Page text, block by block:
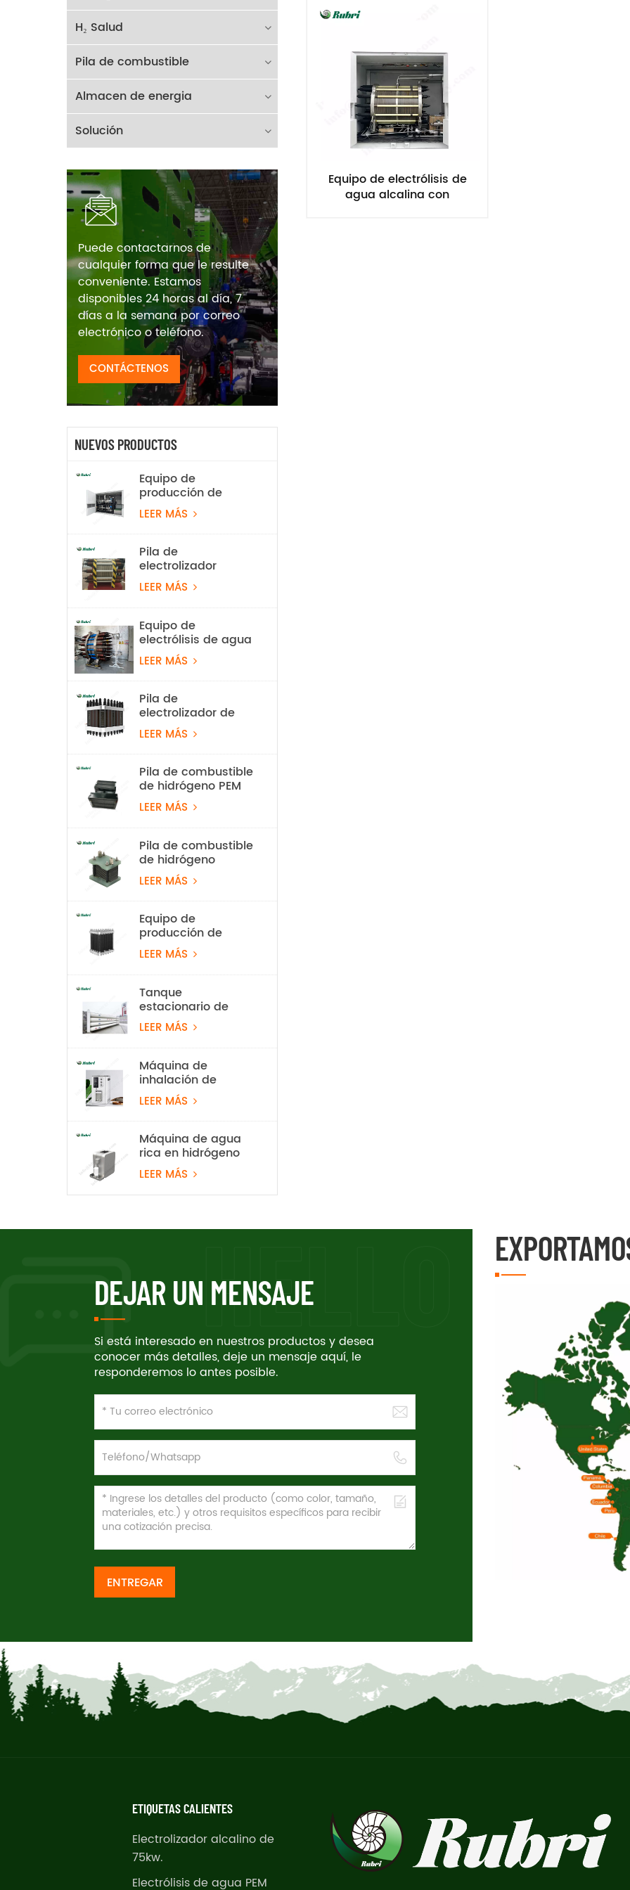
H₂ Salud
Pila de combustible
Almacen de energia
Solución
Puede contactarnos de
cualquier forma que le resulte
conveniente. Estamos
disponibles 24 horas al día, 7
días a la semana por correo
electrónico o teléfono.
CONTÁCTENOS
NUEVOS PRODUCTOS
Equipo de
producción de
hidrógeno por
electrólisis de agua
alcalina de 100
Nm³/h y 500 kW
LEER MÁS
Pila de
electrolizador
alcalino de 2 Nm³/h
LEER MÁS
Equipo de
electrólisis de agua
alcalina con
hidrógeno de 100
Nm³/h y 500 kW
LEER MÁS
Pila de
electrolizador de
hidrógeno PEM de
60 Nm³/h
LEER MÁS
Pila de combustible
de hidrógeno PEM
ligera de 550 W
para vehículos
aéreos no
tripulados
LEER MÁS
Pila de combustible
de hidrógeno
refrigerada por aire
de 100 W
LEER MÁS
Equipo de
producción de
hidrógeno con
electrolizador de
agua PEM de 10
Nm³/h y 50 kW
LEER MÁS
Tanque
estacionario de
almacenamiento
de hidrógeno de 20
Mpa
LEER MÁS
Máquina de
inhalación de
hidrógeno al 99,99
% Rubri de 1800
ml/min
LEER MÁS
Máquina de agua
rica en hidrógeno
PEM
LEER MÁS
Equipo de electrólisis de
agua alcalina con
DEJAR UN MENSAJE
Si está interesado en nuestros productos y desea
conocer más detalles, deje un mensaje aquí, le
responderemos lo antes posible.
ENTREGAR
ETIQUETAS CALIENTES
Electrolizador alcalino de
75kw.
Electrólisis de agua PEM